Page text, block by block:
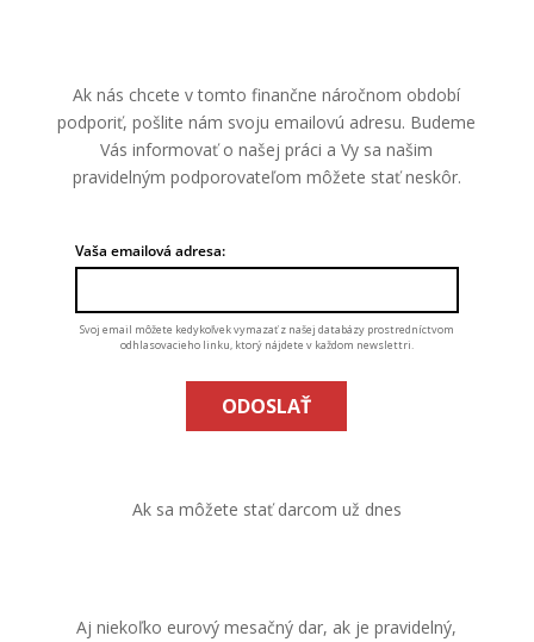
Ak nás chcete v tomto finančne náročnom období
podporiť, pošlite nám svoju emailovú adresu. Budeme
Vás informovať o našej práci a Vy sa našim
pravidelným podporovateľom môžete stať neskôr.
Vaša emailová adresa:
Svoj email môžete kedykoľvek vymazať z našej databázy prostredníctvom
odhlasovacieho linku, ktorý nájdete v každom newslettri.
ODOSLAŤ
Ak sa môžete stať darcom už dnes
Aj niekoľko eurový mesačný dar, ak je pravidelný,